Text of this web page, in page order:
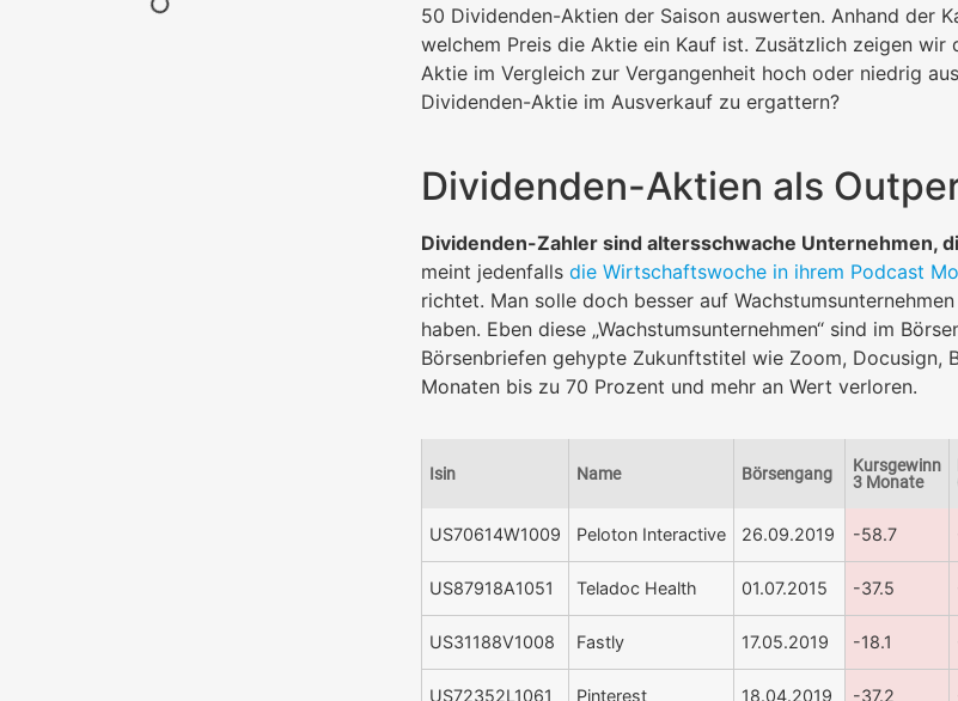
50 Dividenden-Aktien der Saison auswerten. Anhand der
welchem Preis die Aktie ein Kauf ist. Zusätzlich zeigen
Aktie im Vergleich zur Vergangenheit hoch oder niedrig
Dividenden-Aktie im Ausverkauf zu ergattern?
Dividenden-Aktien als
Dividenden-Zahler sind altersschwache Unternehmen,
meint jedenfallsdie Wirtschaftswoche in ihrem Podcast
richtet. Man solle doch besser auf
haben. Eben diese „Wachstumsunternehmen“ sind im
Börsenbriefen gehypte Zukunftstitel wie Zoom, Docusign,
Monaten bis zu 70 Prozent und mehr an Wert verloren.
Isin Name Börsengang
Kursgewinn
3 Monate
US70614W1009 Peloton Interactive 26.09.2019 -58.7
US87918A1051 Teladoc Health 01.07.2015 -37.5
US31188V1008 Fastly 17.05.2019 -18.1
US72352L1061 Pinterest 18.04.2019 -37.2